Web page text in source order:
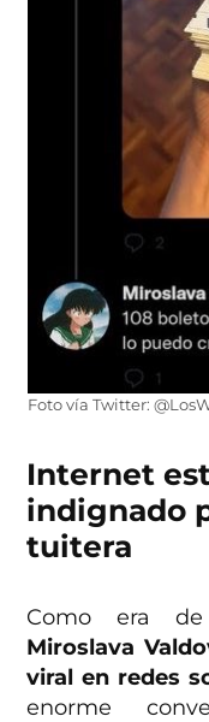
Foto vía Twitter:
Internet
indignado
tuitera
Como era
Miroslava
viral en redes
enorme